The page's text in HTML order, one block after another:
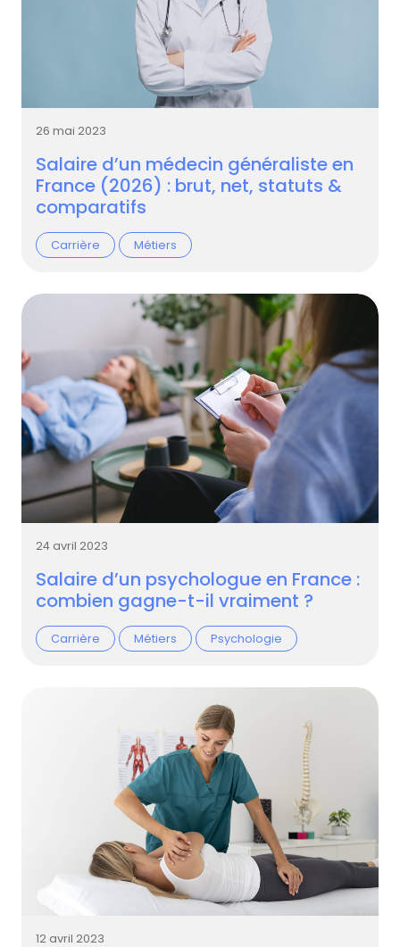
26 mai 2023
Salaire d’un médecin généraliste en
France (2026) : brut, net, statuts &
comparatifs
Carrière Métiers
24 avril 2023
Salaire d’un psychologue en France :
combien gagne-t-il vraiment ?
Carrière Métiers Psychologie
12 avril 2023